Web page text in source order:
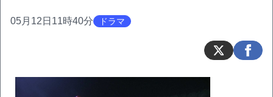
05月12日11時40分 ドラマ